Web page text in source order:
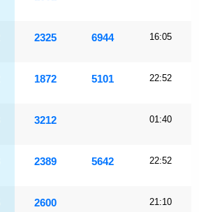
2325 6944 16:05
1872 5101 22:52
3212 01:40
2389 5642 22:52
2600 21:10